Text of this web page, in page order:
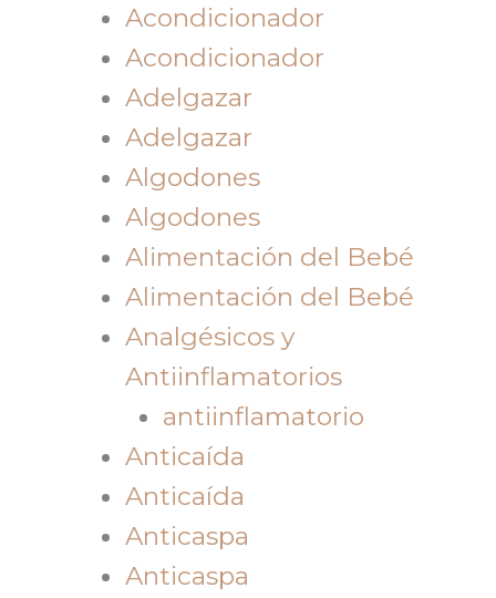
Acondicionador
Acondicionador
Adelgazar
Adelgazar
Algodones
Algodones
Alimentación del Bebé
Alimentación del Bebé
Analgésicos y
Antiinflamatorios
antiinflamatorio
Anticaída
Anticaída
Anticaspa
Anticaspa